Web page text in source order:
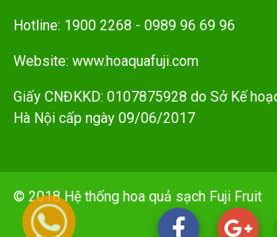
Hotline: 1900 2268 - 0989 96 69 96
Website: www.hoaquafuji.com
Giấy CNĐKKD: 0107875928 do Sở Kế
Hà Nội cấp ngày 09/06/2017
© 2018 Hệ thống hoa quả sạch Fuji Fruit